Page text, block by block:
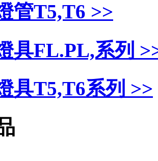
管T5,T6 >>
具FL.PL,系列
具T5,T6系列 >>